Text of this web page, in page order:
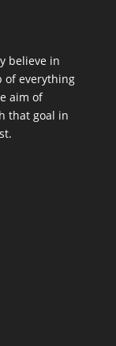
believe in
of everything
aim of
that goal in